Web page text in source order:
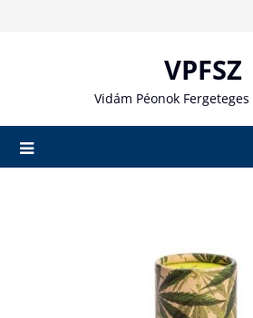
VPFSZ
Vidám Péonok Fergeteges